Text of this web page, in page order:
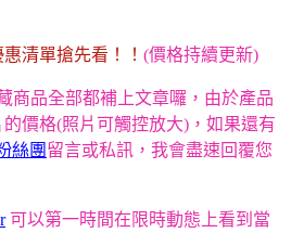
清單搶先看！！ (價格持續更新)
商品全部都補上文章囉，由於產品
價格(照片可觸控放大)，如果還有
絲團 留言或私訊，我會盡速回覆您
可以第一時間在限時動態上看到當